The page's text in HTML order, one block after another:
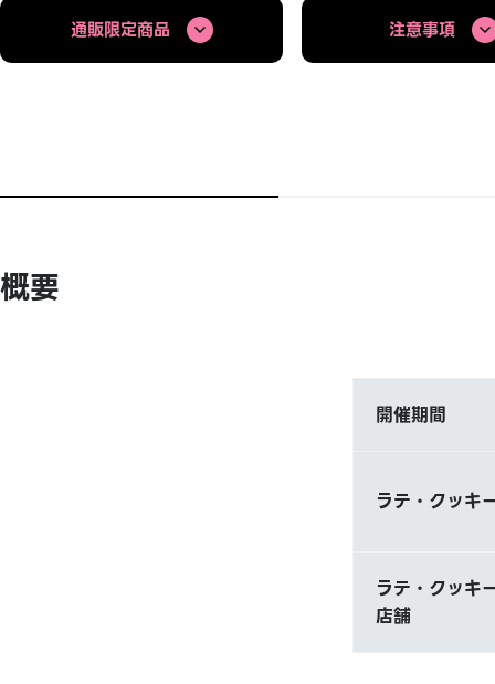
通販限定商品 注意事項
概要
開催期間
ラテ・クッキ
ラテ・クッキ
店舗